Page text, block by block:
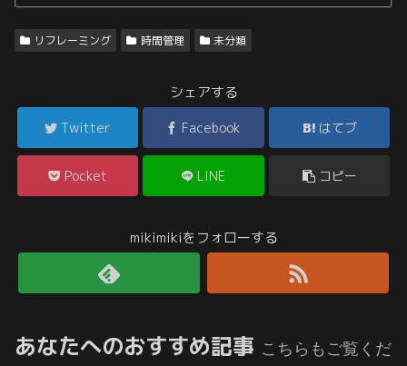
リフレーミング 時間管理 未分類
シェアする
Twitter Facebook はてブ
Pocket LINE コピー
mikimikiをフォローする
あなたへのおすすめ記事 こちらもご覧くだ